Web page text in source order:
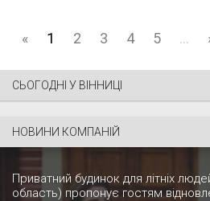
« 1 2 3 4 5 ...
СЬОГОДНІ У ВІННИЦІ
НОВИНИ КОМПАНІЙ
Приватний будинок для літніх
область) пропонує гостям